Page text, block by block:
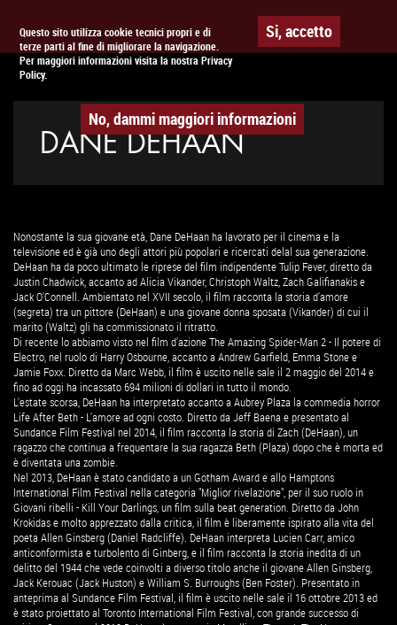
Questo sito utilizza cookie tecnici propri e di
terze parti al fine di migliorare la navigazione.
Per maggiori informazioni visita la nostra Privacy
Policy.
Si, accetto
No, dammi maggiori informazioni
APPUNTAMENTO AL CINEMA
DANE DEHAAN
Nonostante la sua giovane età, Dane DeHaan ha lavorato per il cinema e la
televisione ed è già uno degli attori più popolari e ricercati delal sua generazione.
DeHaan ha da poco ultimato le riprese del film indipendente Tulip Fever, diretto da
Justin Chadwick, accanto ad Alicia Vikander, Christoph Waltz, Zach Galifianakis e
Jack O'Connell. Ambientato nel XVII secolo, il film racconta la storia d'amore
(segreta) tra un pittore (DeHaan) e una giovane donna sposata (Vikander) di cui il
marito (Waltz) gli ha commissionato il ritratto.
Di recente lo abbiamo visto nel film d'azione The Amazing Spider-Man 2 - Il potere di
Electro, nel ruolo di Harry Osbourne, accanto a Andrew Garfield, Emma Stone e
Jamie Foxx. Diretto da Marc Webb, il film è uscito nelle sale il 2 maggio del 2014 e
fino ad oggi ha incassato 694 milioni di dollari in tutto il mondo.
L'estate scorsa, DeHaan ha interpretato accanto a Aubrey Plaza la commedia horror
Life After Beth - L'amore ad ogni costo. Diretto da Jeff Baena e presentato al
Sundance Film Festival nel 2014, il film racconta la storia di Zach (DeHaan), un
ragazzo che continua a frequentare la sua ragazza Beth (Plaza) dopo che è morta ed
è diventata una zombie.
Nel 2013, DeHaan è stato candidato a un Gotham Award e allo Hamptons
International Film Festival nella categoria "Miglior rivelazione", per il suo ruolo in
Giovani ribelli - Kill Your Darlings, un film sulla beat generation. Diretto da John
Krokidas e molto apprezzato dalla critica, il film è liberamente ispirato alla vita del
poeta Allen Ginsberg (Daniel Radcliffe). DeHaan interpreta Lucien Carr, amico
anticonformista e turbolento di Ginberg, e il film racconta la storia inedita di un
delitto del 1944 che vede coinvolti a diverso titolo anche il giovane Allen Ginsberg,
Jack Kerouac (Jack Huston) e William S. Burroughs (Ben Foster). Presentato in
anteprima al Sundance Film Festival, il film è uscito nelle sale il 16 ottobre 2013 ed
è stato proiettato al Toronto International Film Festival, con grande successo di